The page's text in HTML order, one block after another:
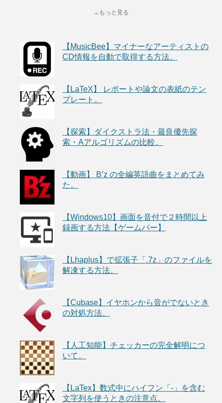
→もっと見る
【MusicBee】マイナーなアーティストの
CD情報を自動で取得する方法。
【LaTeX】 レポートや論文の表紙のテン
プレート。
【探索】ダイクストラ法・最良優先探
索・Aアルゴリズムの比較。
【動画】 B’z の全編英語曲をまとめてみ
た。
【Windows10】画面を音付で２時間以上
録画する方法【ゲームバー】
【Lhaplus】で拡張子「.7z」のファイルを
解凍する方法。
【Cubase】イヤホンから音がでないとき
の対処方法。
【人工知能】チェッカーの完全解明につ
いて。
【LaTex】数式中にハイフン「-」を含む
文字列を使うときの注意点。